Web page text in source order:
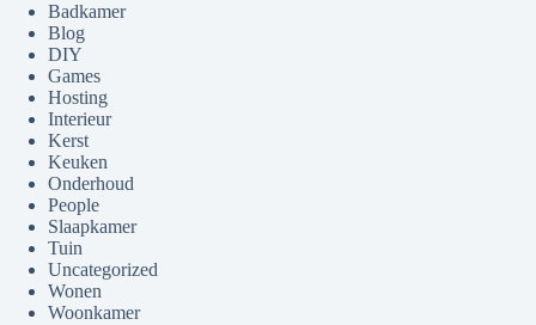
Badkamer
Blog
DIY
Games
Hosting
Interieur
Kerst
Keuken
Onderhoud
People
Slaapkamer
Tuin
Uncategorized
Wonen
Woonkamer